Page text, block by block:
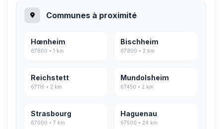
Communes à proximité
Hœnheim
67800 • 1 km
Bischheim
67800 • 2 km
Reichstett
67116 • 2 km
Mundolsheim
67450 • 2 km
Strasbourg
67000 • 7 km
Haguenau
67500 • 24 km